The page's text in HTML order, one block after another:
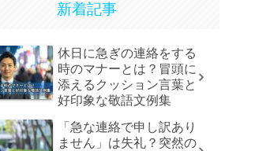
新着記事
休日に急ぎの連絡をする
時のマナーとは？冒頭に
添えるクッション言葉と
好印象な敬語文例集
「急な連絡で申し訳あり
ません」は失礼？突然の